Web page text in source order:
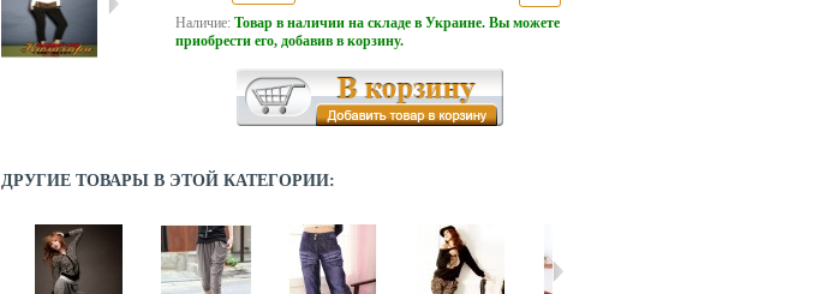
Наличие:Товар в наличии на складе в Украине. Вы можете
приобрести его, добавив в корзину.
ДРУГИЕ ТОВАРЫ В ЭТОЙ КАТЕГОРИИ: